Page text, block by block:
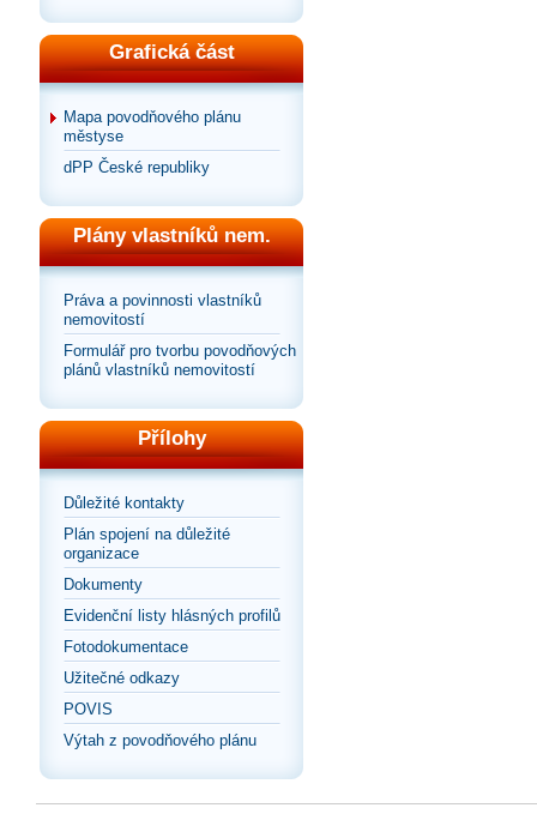
Grafická část
Mapa povodňového plánu
městyse
dPP České republiky
Plány vlastníků nem.
Práva a povinnosti vlastníků
nemovitostí
Formulář pro tvorbu povodňových
plánů vlastníků nemovitostí
Přílohy
Důležité kontakty
Plán spojení na důležité
organizace
Dokumenty
Evidenční listy hlásných profilů
Fotodokumentace
Užitečné odkazy
POVIS
Výtah z povodňového plánu